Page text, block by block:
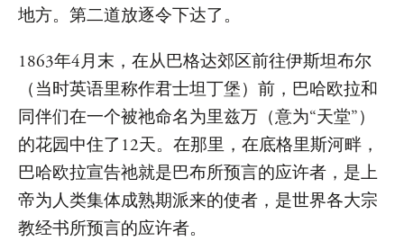
地方。第二道放逐令下达了。
1863年4月末，在从巴格达郊区前往伊斯坦布尔
（当时英语里称作君士坦丁堡）前，巴哈欧拉和
同伴们在一个被祂命名为里兹万（意为“天堂”）
的花园中住了12天。在那里，在底格里斯河畔，
巴哈欧拉宣告祂就是巴布所预言的应许者，是上
帝为人类集体成熟期派来的使者，是世界各大宗
教经书所预言的应许者。